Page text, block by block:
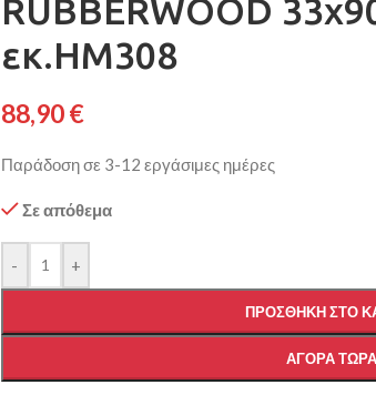
RUBBERWOOD
εκ.HM308
88,90€
Παράδοση σε 3-12 εργάσιμες ημέρες
Σε απόθεμα
- +
ΠΡΟΣΘΉΚΗ ΣΤΟ
ΑΓΟΡΆ ΤΏΡΑ